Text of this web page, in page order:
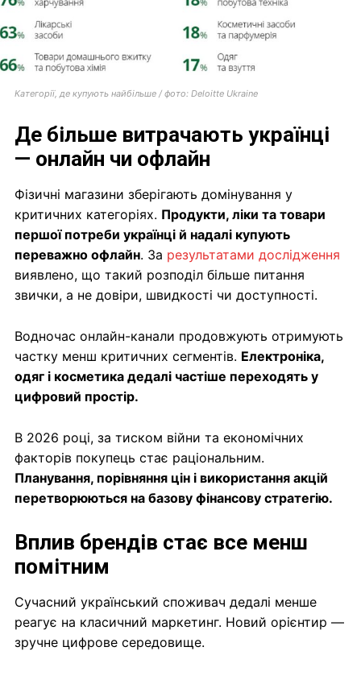
Категорії, де купують найбільше / фото: Deloitte Ukraine
Де більше витрачають українці
— онлайн чи офлайн
Фізичні магазини зберігають домінування у
критичних категоріях. Продукти, ліки та товари
першої потреби українці й надалі купують
переважно офлайн. За результатами дослідження
виявлено, що такий розподіл більше питання
звички, а не довіри, швидкості чи доступності.
Водночас онлайн-канали продовжують отримують
частку менш критичних сегментів. Електроніка,
одяг і косметика дедалі частіше переходять у
цифровий простір.
В 2026 році, за тиском війни та економічних
факторів покупець стає раціональним.
Планування, порівняння цін і використання акцій
перетворюються на базову фінансову стратегію.
Вплив брендів стає все менш
помітним
Сучасний український споживач дедалі менше
реагує на класичний маркетинг. Новий орієнтир —
зручне цифрове середовище.